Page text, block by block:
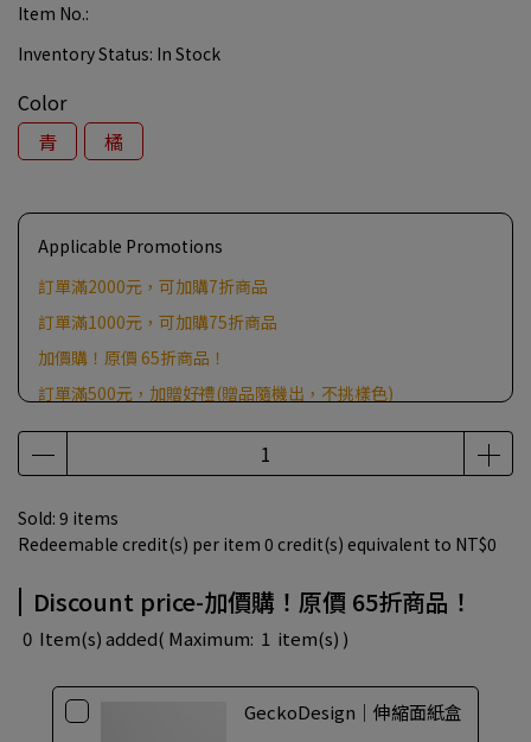
Item No.:
Inventory Status: In Stock
Color
青
橘
Applicable Promotions
訂單滿2000元，可加購7折商品
訂單滿1000元，可加購75折商品
加價購！原價 65折商品！
訂單滿500元，加贈好禮(贈品隨機出，不挑樣色)
Sold: 9 items
Redeemable credit(s) per item 0 credit(s) equivalent to NT$0
Discount price-加價購！原價 65折商品！
0 Item(s) added( Maximum: 1 item(s) )
GeckoDesign｜伸縮面紙盒